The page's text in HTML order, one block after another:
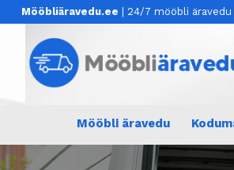
Mööbliäravedu.ee | 24/7 mööbli
Mööbli äravedu